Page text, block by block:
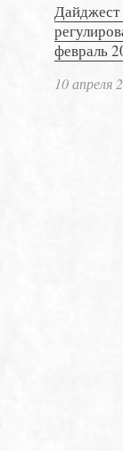
Дайджест
февраль
10 апреля